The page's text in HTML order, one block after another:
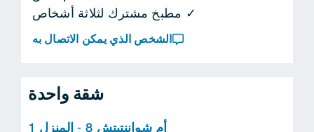
✓ مطبخ مشترك لثلاثة أشخاص
الشخص الذي يمكن الاتصال به
شقة واحدة
أم شواننتيتش 8 - المنزل 1